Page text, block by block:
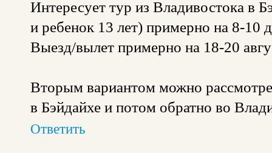
Интересует тур из Владивостока в
и ребенок 13 лет) примерно на 8-10
Выезд/вылет примерно на 18-20
Вторым вариантом можно
в Бэйдайхе и потом обратно во
Ответить